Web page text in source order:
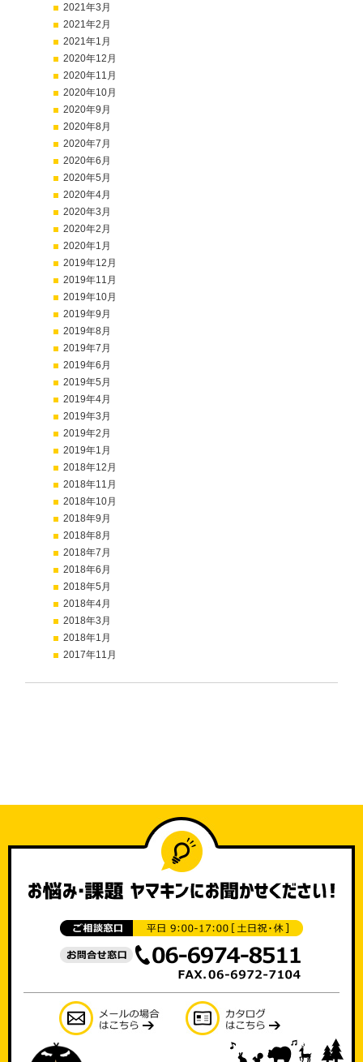
2021年3月
2021年2月
2021年1月
2020年12月
2020年11月
2020年10月
2020年9月
2020年8月
2020年7月
2020年6月
2020年5月
2020年4月
2020年3月
2020年2月
2020年1月
2019年12月
2019年11月
2019年10月
2019年9月
2019年8月
2019年7月
2019年6月
2019年5月
2019年4月
2019年3月
2019年2月
2019年1月
2018年12月
2018年11月
2018年10月
2018年9月
2018年8月
2018年7月
2018年6月
2018年5月
2018年4月
2018年3月
2018年1月
2017年11月